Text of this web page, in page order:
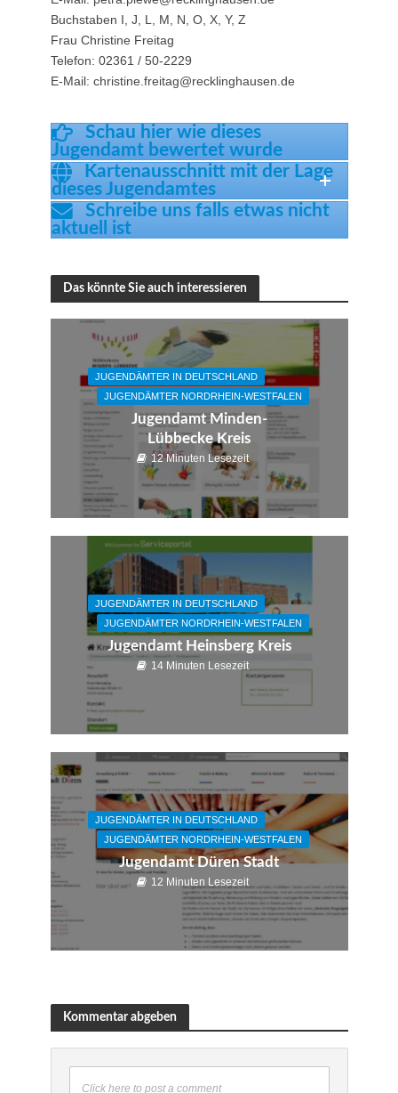
Buchstaben I, J, L, M, N, O, X, Y, Z
Frau Christine Freitag
Telefon: 02361 / 50-2229
E-Mail: christine.freitag@recklinghausen.de
Schau hier wie dieses
Jugendamt bewertet wurde
Kartenausschnitt mit der Lage
dieses Jugendamtes
Schreibe uns falls etwas nicht
aktuell ist
Das könnte Sie auch interessieren
JUGENDÄMTER IN DEUTSCHLAND
JUGENDÄMTER NORDRHEIN-WESTFALEN
Jugendamt Minden-
Lübbecke Kreis
12 Minuten Lesezeit
JUGENDÄMTER IN DEUTSCHLAND
JUGENDÄMTER NORDRHEIN-WESTFALEN
Jugendamt Heinsberg Kreis
14 Minuten Lesezeit
JUGENDÄMTER IN DEUTSCHLAND
JUGENDÄMTER NORDRHEIN-WESTFALEN
Jugendamt Düren Stadt
12 Minuten Lesezeit
Kommentar abgeben
Click here to post a comment